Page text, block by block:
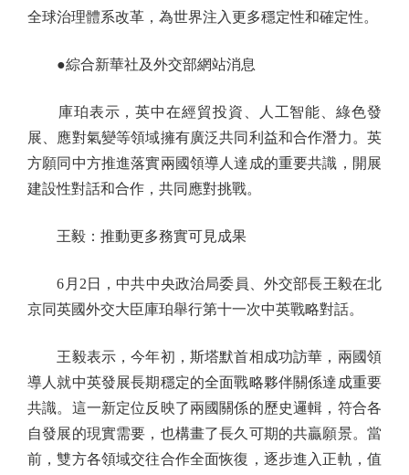
全球治理體系改革，為世界注入更多穩定性和確定性。
●綜合新華社及外交部網站消息
庫珀表示，英中在經貿投資、人工智能、綠色發
展、應對氣變等領域擁有廣泛共同利益和合作潛力。英
方願同中方推進落實兩國領導人達成的重要共識，開展
建設性對話和合作，共同應對挑戰。
王毅：推動更多務實可見成果
6月2日，中共中央政治局委員、外交部長王毅在北
京同英國外交大臣庫珀舉行第十一次中英戰略對話。
王毅表示，今年初，斯塔默首相成功訪華，兩國領
導人就中英發展長期穩定的全面戰略夥伴關係達成重要
共識。這一新定位反映了兩國關係的歷史邏輯，符合各
自發展的現實需要，也構畫了長久可期的共贏願景。當
前，雙方各領域交往合作全面恢復，逐步進入正軌，值